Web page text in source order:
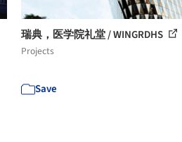
瑞典，医学院礼堂 / WINGRDHS
Projects
Save